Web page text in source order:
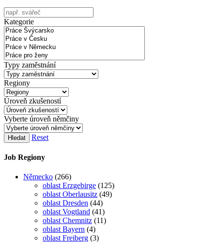
Kategorie
Typy zaměstnání
Regiony
Úroveň zkušeností
Vyberte úroveň němčiny
Hledat Reset
Job Regiony
Německo (266)
oblast Erzgebirge (125)
oblast Oberlausitz (49)
oblast Dresden (44)
oblast Vogtland (41)
oblast Chemnitz (11)
oblast Bayern (4)
oblast Freiberg (3)